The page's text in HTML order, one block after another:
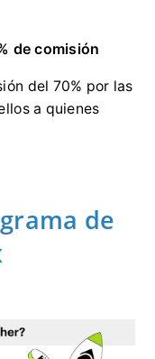
de comisión
del 70% por las
a quienes
de